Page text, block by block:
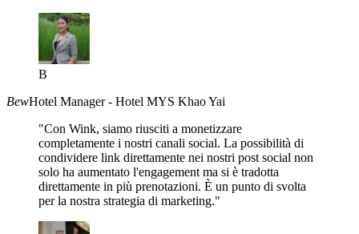
B
BewHotel Manager - Hotel MYS Khao Yai
"Con Wink, siamo riusciti a monetizzare
completamente i nostri canali social. La possibilità di
condividere link direttamente nei nostri post social non
solo ha aumentato l'engagement ma si è tradotta
direttamente in più prenotazioni. È un punto di svolta
per la nostra strategia di marketing."